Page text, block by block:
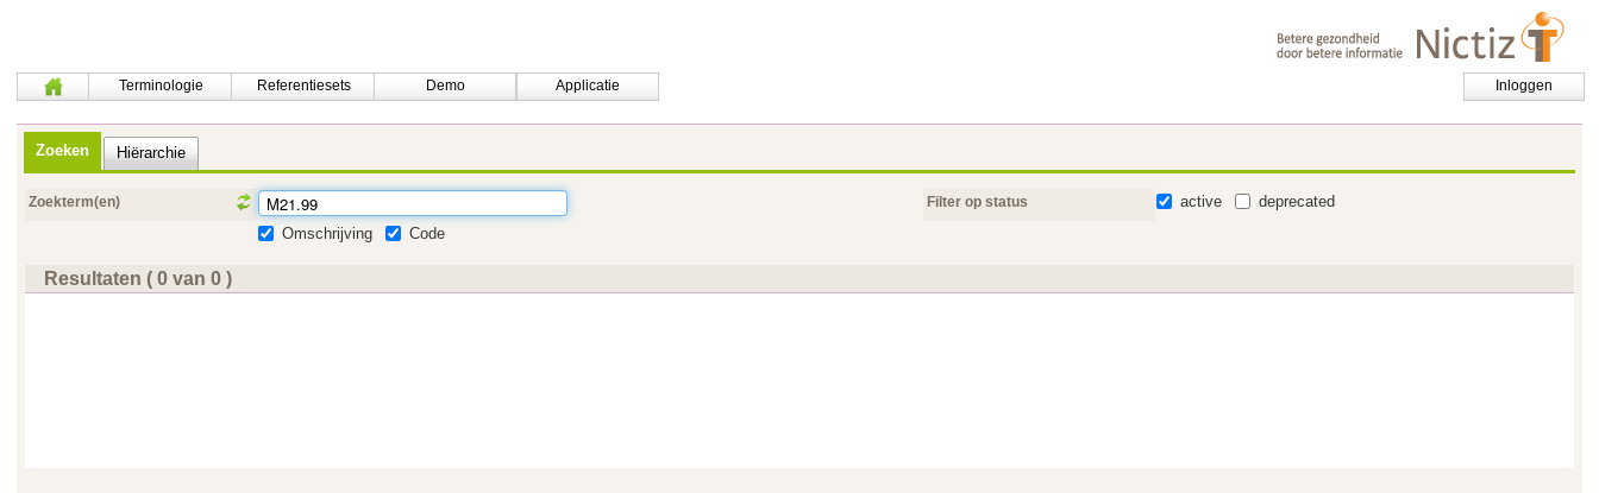
Terminologie Referentiesets Demo Applicatie Inloggen
Zoeken Hiërarchie
Zoekterm(en) Filter op status active
deprecated
Omschrijving
Code
Resultaten ( 0 van 0 )